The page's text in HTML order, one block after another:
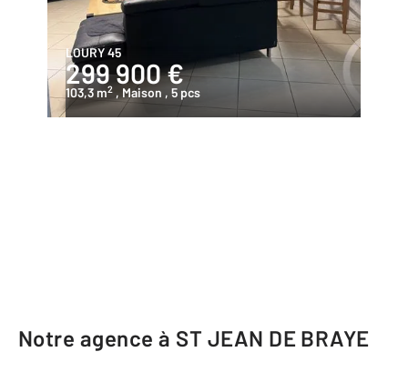
LOURY 45
299 900 €
103,3 m2 , Maison , 5 pcs
Notre agence à ST JEAN DE BRAYE